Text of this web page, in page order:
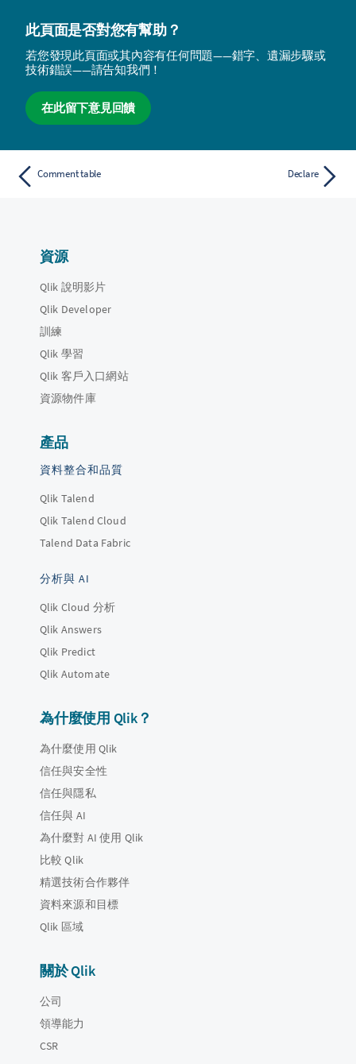
此頁面是否對您有幫助？
若您發現此頁面或其內容有任何問題——錯字、遺漏步驟或
技術錯誤——請告知我們！
在此留下意見回饋
Comment table Declare
資源
Qlik 說明影片
Qlik Developer
訓練
Qlik 學習
Qlik 客戶入口網站
資源物件庫
產品
資料整合和品質
Qlik Talend
Qlik Talend Cloud
Talend Data Fabric
分析與 AI
Qlik Cloud 分析
Qlik Answers
Qlik Predict
Qlik Automate
為什麼使用 Qlik？
為什麼使用 Qlik
信任與安全性
信任與隱私
信任與 AI
為什麼對 AI 使用 Qlik
比較 Qlik
精選技術合作夥伴
資料來源和目標
Qlik 區域
關於 Qlik
公司
領導能力
CSR